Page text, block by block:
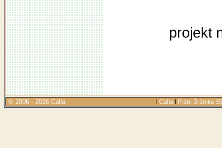
projekt
© 2006 - 2026 Calla Calla Fráni Šrámka